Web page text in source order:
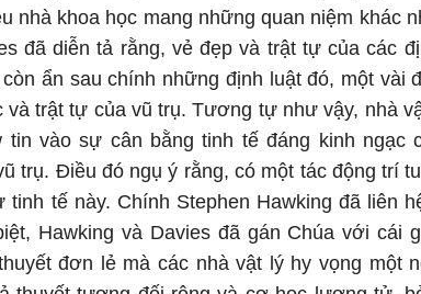
nhà khoa học mang những quan niệm khác
đã diễn tả rằng, vẻ đẹp và trật tự của các
ẩn sau chính những định luật đó, một vài
và trật tự của vũ trụ. Tương tự như vậy, nhà
tin vào sự cân bằng tinh tế đáng kinh ngạc
trụ. Điều đó ngụ ý rằng, có một tác động trí
tinh tế này. Chính Stephen Hawking đã liên
Hawking và Davies đã gán Chúa với cái
đơn lẻ mà các nhà vật lý hy vọng một